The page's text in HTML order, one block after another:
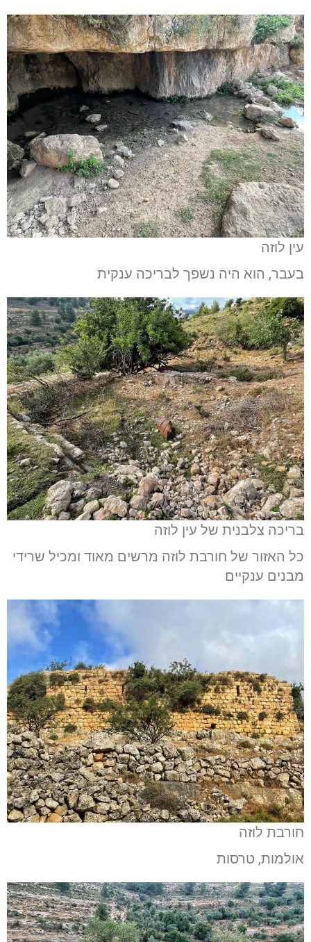
עין לוזה
בעבר, הוא היה נשפך לבריכה ענקית
בריכה צלבנית של עין לוזה
כל האזור של חורבת לוזה מרשים מאוד ומכיל שרידי
מבנים ענקיים
חורבת לוזה
אולמות, טרסות